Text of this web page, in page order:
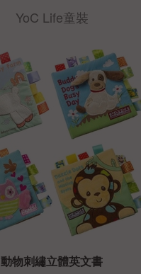
YoC Life童裝
動物刺繡立體英文書